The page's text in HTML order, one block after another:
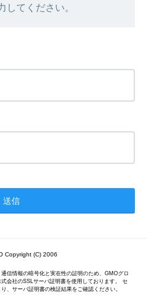
してください。
Copyright (C) 2006
通信情報の暗号化と実在性の証明のため、GMOグロ
会社のSSLサーバ証明書を使用しております。 セ
、サーバ証明書の検証結果をご確認ください。